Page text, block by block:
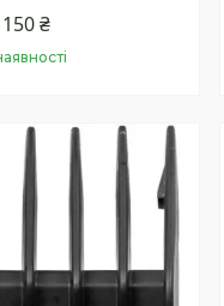
150 ₴
Купити